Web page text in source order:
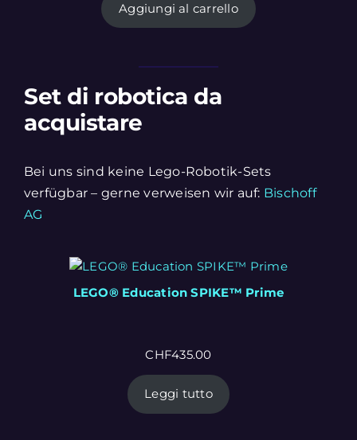
Aggiungi al carrello
Set di robotica da
acquistare
Bei uns sind keine Lego-Robotik-Sets
verfügbar – gerne verweisen wir auf: Bischoff
AG
LEGO® Education SPIKE™ Prime
CHF435.00
Leggi tutto